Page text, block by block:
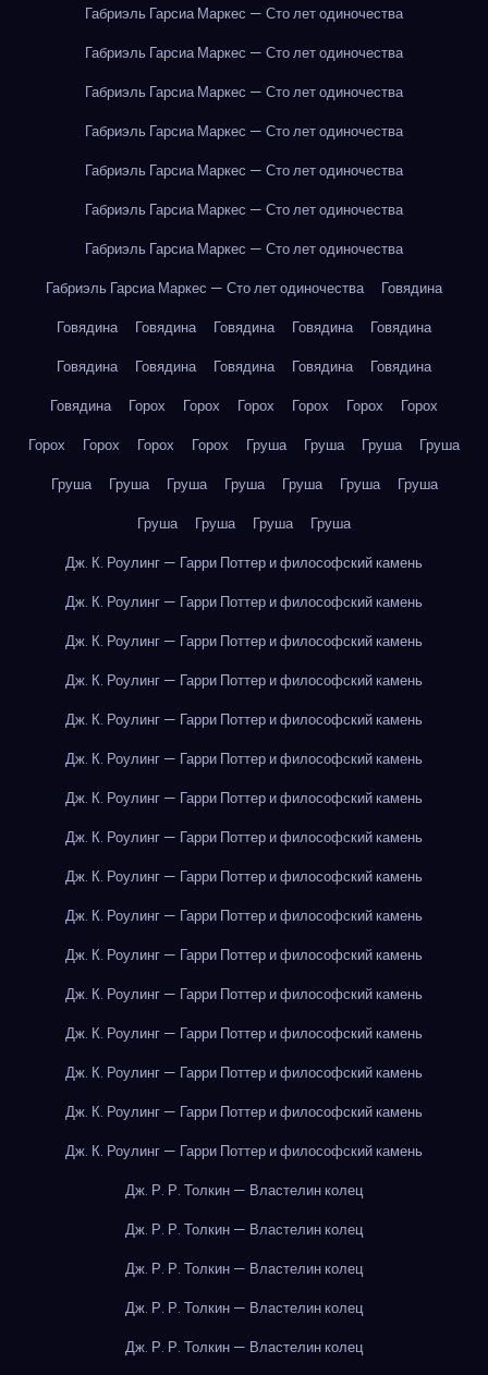
Габриэль Гарсиа Маркес — Сто лет одиночества
Габриэль Гарсиа Маркес — Сто лет одиночества
Габриэль Гарсиа Маркес — Сто лет одиночества
Габриэль Гарсиа Маркес — Сто лет одиночества
Габриэль Гарсиа Маркес — Сто лет одиночества
Габриэль Гарсиа Маркес — Сто лет одиночества
Габриэль Гарсиа Маркес — Сто лет одиночества
Габриэль Гарсиа Маркес — Сто лет одиночества
Говядина
Говядина
Говядина Говядина Говядина
Говядина
Говядина
Говядина Говядина Говядина
Говядина
Говядина
Горох Горох Горох Горох Горох
Горох
Горох
Горох Горох Горох Груша Груша Груша
Груша
Груша
Груша Груша Груша Груша Груша
Груша
Груша
Груша Груша
Груша
Дж. К. Роулинг — Гарри Поттер и философский камень
Дж. К. Роулинг — Гарри Поттер и философский камень
Дж. К. Роулинг — Гарри Поттер и философский камень
Дж. К. Роулинг — Гарри Поттер и философский камень
Дж. К. Роулинг — Гарри Поттер и философский камень
Дж. К. Роулинг — Гарри Поттер и философский камень
Дж. К. Роулинг — Гарри Поттер и философский камень
Дж. К. Роулинг — Гарри Поттер и философский камень
Дж. К. Роулинг — Гарри Поттер и философский камень
Дж. К. Роулинг — Гарри Поттер и философский камень
Дж. К. Роулинг — Гарри Поттер и философский камень
Дж. К. Роулинг — Гарри Поттер и философский камень
Дж. К. Роулинг — Гарри Поттер и философский камень
Дж. К. Роулинг — Гарри Поттер и философский камень
Дж. К. Роулинг — Гарри Поттер и философский камень
Дж. К. Роулинг — Гарри Поттер и философский камень
Дж. Р. Р. Толкин — Властелин колец
Дж. Р. Р. Толкин — Властелин колец
Дж. Р. Р. Толкин — Властелин колец
Дж. Р. Р. Толкин — Властелин колец
Дж. Р. Р. Толкин — Властелин колец